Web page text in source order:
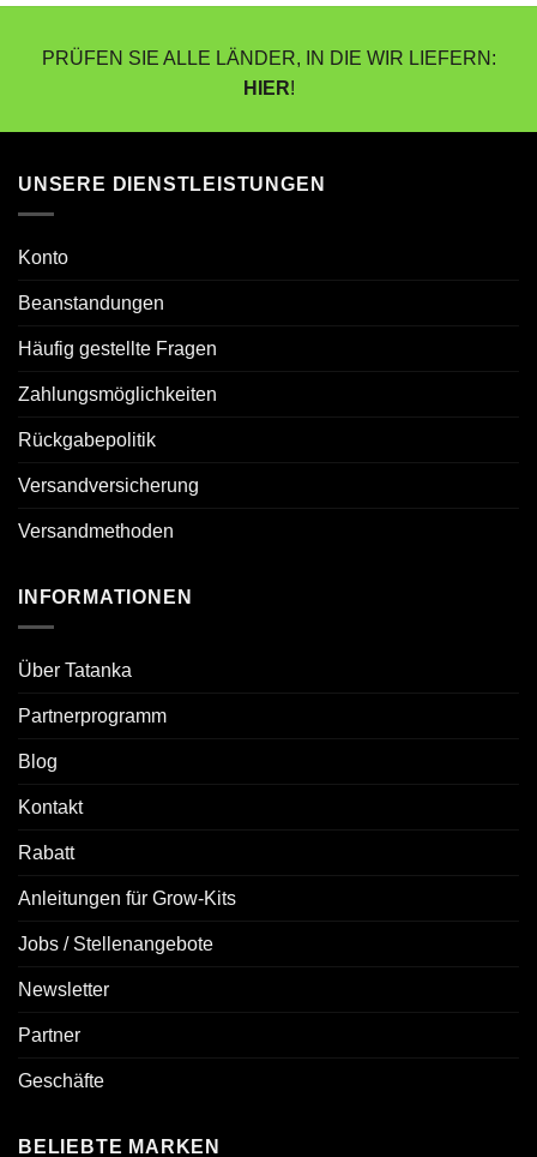
PRÜFEN SIE ALLE LÄNDER, IN DIE WIR LIEFERN:
HIER!
UNSERE DIENSTLEISTUNGEN
Konto
Beanstandungen
Häufig gestellte Fragen
Zahlungsmöglichkeiten
Rückgabepolitik
Versandversicherung
Versandmethoden
INFORMATIONEN
Über Tatanka
Partnerprogramm
Blog
Kontakt
Rabatt
Anleitungen für Grow-Kits
Jobs / Stellenangebote
Newsletter
Partner
Geschäfte
BELIEBTE MARKEN